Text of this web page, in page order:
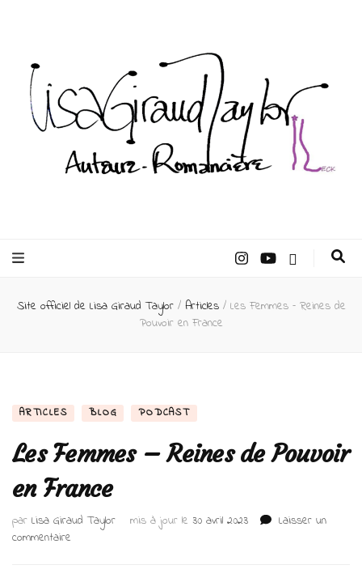
Taylor –
Auteur
Site officiel de Lisa Giraud Taylor / Articles / Les Femmes – Reines de
Pouvoir en France
ARTICLES BLOG PODCAST
Les Femmes – Reines de Pouvoir
en France
par Lisa Giraud Taylor mis à jour le 30 avril 2023
Laisser un
commentaire